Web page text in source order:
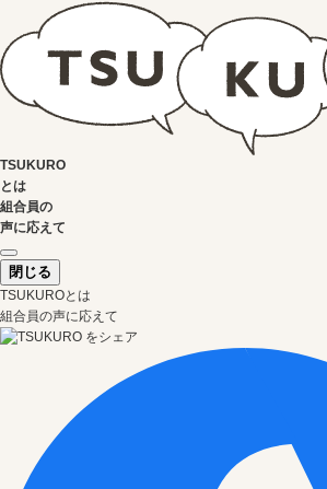
TSUKURO
とは
組合員の
声に応えて
閉じる
TSUKUROとは
組合員の声に応えて